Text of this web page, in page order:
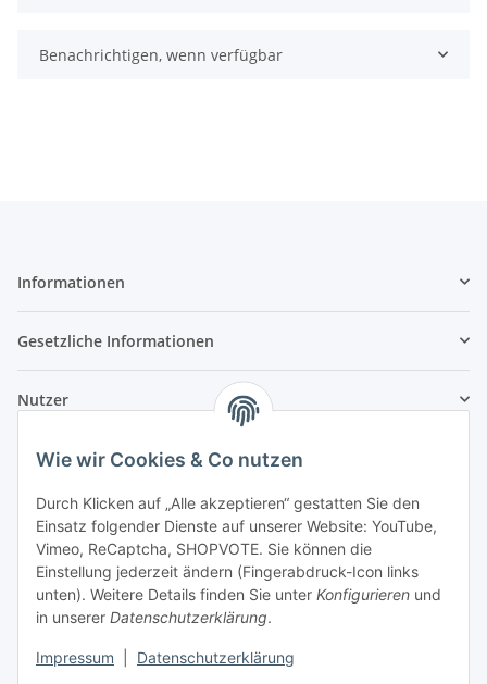
Wie wir Cookies & Co nutzen
Durch Klicken auf „Alle akzeptieren“ gestatten Sie den
Einsatz folgender Dienste auf unserer Website: YouTube,
Vimeo, ReCaptcha, SHOPVOTE. Sie können die
Einstellung jederzeit ändern (Fingerabdruck-Icon links
unten). Weitere Details finden Sie unter Konfigurieren und
in unserer Datenschutzerklärung.
Impressum Datenschutzerklärung
Benachrichtigen, wenn verfügbar
Informationen
Gesetzliche Informationen
Nutzer